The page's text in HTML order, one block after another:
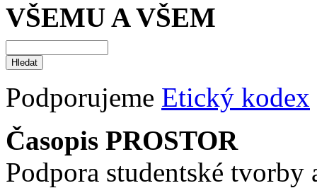
VŠEMU A VŠEM
Podporujeme Etický kodex
Časopis PROSTOR
Podpora studentské